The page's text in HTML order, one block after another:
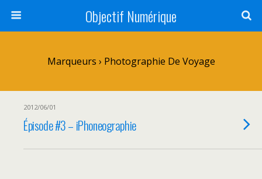
Objectif Numérique
Marqueurs › Photographie De Voyage
2012/06/01
Épisode #3 – iPhoneographie